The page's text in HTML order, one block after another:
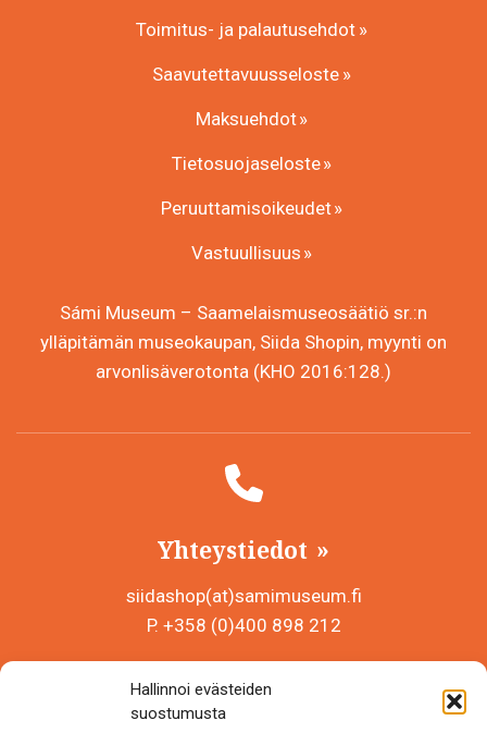
Hallinnoi evästeiden
suostumusta
Toimitus- ja palautusehdot
Saavutettavuusseloste
Maksuehdot
Tietosuojaseloste
Peruuttamisoikeudet
Vastuullisuus
Sámi Museum – Saamelaismuseosäätiö sr.:n
ylläpitämän museokaupan, Siida Shopin, myynti on
arvonlisäverotonta (KHO 2016:128.)
Yhteystiedot
siidashop(at)samimuseum.fi
P. +358 (0)400 898 212
Y-tunnus 0625907-2